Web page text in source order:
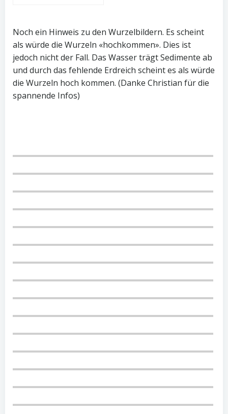
Noch ein Hinweis zu den Wurzelbildern. Es scheint
als würde die Wurzeln «hochkommen». Dies ist
jedoch nicht der Fall. Das Wasser trägt Sedimente ab
und durch das fehlende Erdreich scheint es als würde
die Wurzeln hoch kommen. (Danke Christian für die
spannende Infos)